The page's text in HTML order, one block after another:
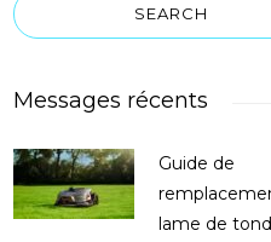
Messages récents
Guide de
lame de